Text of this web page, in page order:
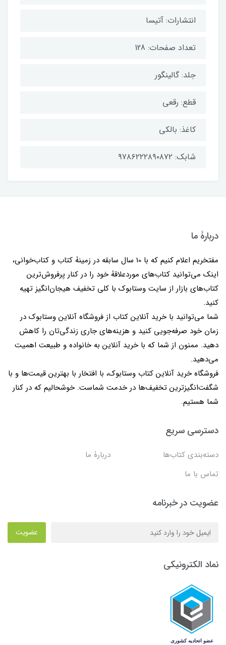
انتشارات: آتیسا
تعداد صفحات: 128
جلد: گالینگور
قطع: رقعی
کاغذ: بالکی
شابک: ۹۷۸۶۲۲۲۸۹۰۸۷۲
دربارۀ ما
مفتخریم اعلام کنیم که با 10 سال سابقه در زمینۀ کتاب و کتاب‌خوانی،
اینک می‌توانید کتاب‌های موردعلاقۀ خود را در کنار پرفروش‌ترین
کتاب‌های بازار از سایت وستابوک با کلی تخفیف هیجان‌انگیز تهیه
کنید.
شما می‌توانید با خرید آنلاین کتاب از فروشگاه آنلاین وستابوک در
زمان خود صرفه‌جویی کنید و هزینه‌های جاری زندگی‌تان را کاهش
دهید. ممنون از شما که با خرید آنلاین به خانواده و طبیعت اهمیت
می‌دهید.
فروشگاه خرید آنلاین کتاب وستابوک، با افتخار با بهترین قیمت‌ها و با
شگفت‌انگیزترین تخفیف‌ها در خدمت شماست. خوشحالیم که در کنار
شما هستیم.
دسترسی سریع
دسته‌بندی کتاب‌ها
دربارۀ ما
تماس با ما
عضویت در خبرنامه
عضویت
نماد الکترونیکی